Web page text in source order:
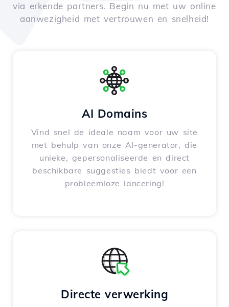
via erkende partners. Begin nu met uw online
aanwezigheid met vertrouwen en snelheid!
AI Domains
Vind snel de ideale naam voor uw site
met behulp van onze AI-generator, die
unieke, gepersonaliseerde en direct
beschikbare suggesties biedt voor een
probleemloze lancering!
Directe verwerking